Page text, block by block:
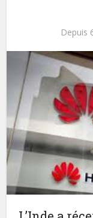
Depuis